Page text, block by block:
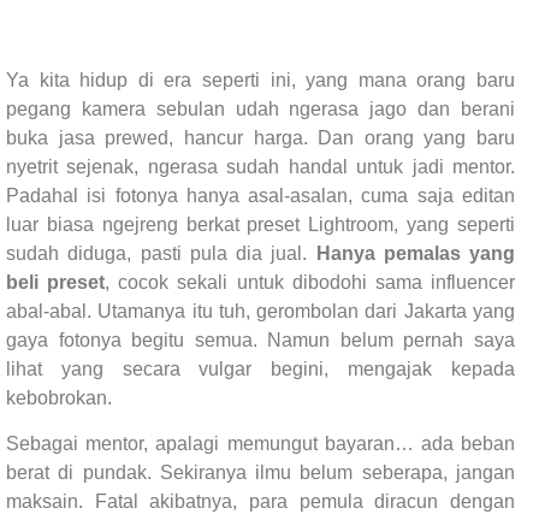
Ya kita hidup di era seperti ini, yang mana orang baru
pegang kamera sebulan udah ngerasa jago dan berani
buka jasa prewed, hancur harga. Dan orang yang baru
nyetrit sejenak, ngerasa sudah handal untuk jadi mentor.
Padahal isi fotonya hanya asal-asalan, cuma saja editan
luar biasa ngejreng berkat preset Lightroom, yang seperti
sudah diduga, pasti pula dia jual.
Hanya pemalas yang
beli preset, cocok sekali untuk dibodohi sama influencer
abal-abal. Utamanya itu tuh, gerombolan dari Jakarta yang
gaya fotonya begitu semua. Namun belum pernah saya
lihat yang secara vulgar begini, mengajak kepada
kebobrokan.
Sebagai mentor, apalagi memungut bayaran… ada beban
berat di pundak. Sekiranya ilmu belum seberapa, jangan
maksain. Fatal akibatnya, para pemula diracun dengan